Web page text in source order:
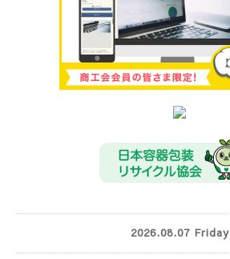
2026.08.07 Friday